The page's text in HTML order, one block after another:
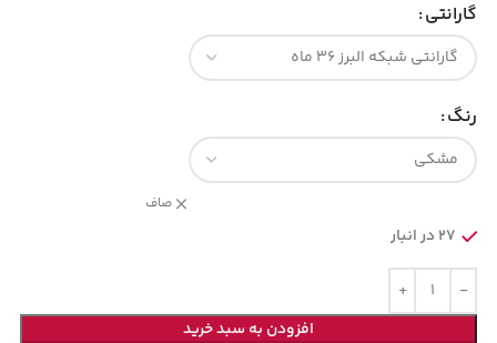
گارانتی
رنگ
صاف
27 در انبار
افزودن به سبد خرید